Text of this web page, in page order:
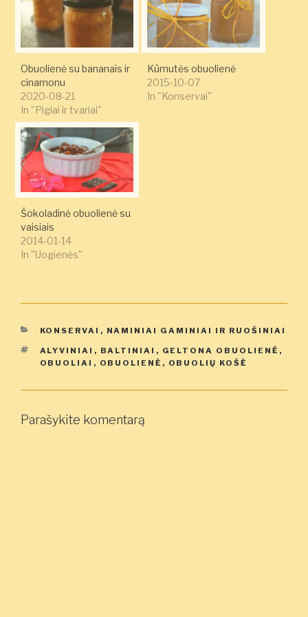
Obuolienė su bananais ir
cinamonu
2020-08-21
In "Pigiai ir tvariai"
Kūmutės obuolienė
2015-10-07
In "Konservai"
Šokoladinė obuolienė su
vaisiais
2014-01-14
In "Uogienės"
KATEGORIJOS
KONSERVAI , NAMINIAI GAMINIAI IR RUOŠINIAI
ŽYMOS
ALYVINIAI , BALTINIAI , GELTONA OBUOLIENĖ ,
OBUOLIAI , OBUOLIENĖ , OBUOLIŲ KOŠĖ
Parašykite komentarą